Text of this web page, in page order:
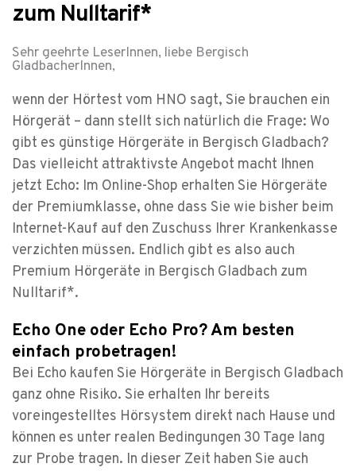
zum Nulltarif*
Sehr geehrte LeserInnen, liebe Bergisch
GladbacherInnen,
wenn der Hörtest vom HNO sagt, Sie brauchen ein
Hörgerät – dann stellt sich natürlich die Frage: Wo
gibt es günstige Hörgeräte in Bergisch Gladbach?
Das vielleicht attraktivste Angebot macht Ihnen
jetzt Echo: Im Online-Shop erhalten Sie Hörgeräte
der Premiumklasse, ohne dass Sie wie bisher beim
Internet-Kauf auf den Zuschuss Ihrer Krankenkasse
verzichten müssen. Endlich gibt es also auch
Premium Hörgeräte in Bergisch Gladbach zum
Nulltarif*.
Echo One oder Echo Pro? Am besten
einfach probetragen!
Bei Echo kaufen Sie Hörgeräte in Bergisch Gladbach
ganz ohne Risiko. Sie erhalten Ihr bereits
voreingestelltes Hörsystem direkt nach Hause und
können es unter realen Bedingungen 30 Tage lang
zur Probe tragen. In dieser Zeit haben Sie auch